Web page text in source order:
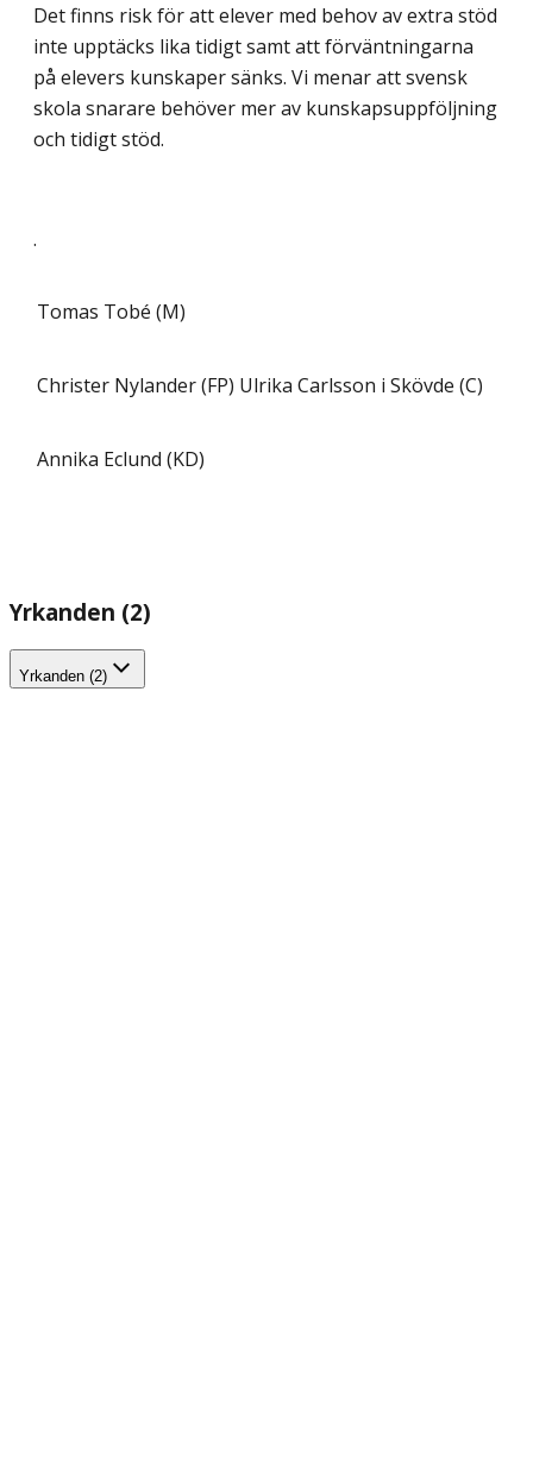
Det finns risk för att elever med behov av extra stöd
inte upptäcks lika tidigt samt att förväntningarna
på elevers kunskaper sänks. Vi menar att svensk
skola snarare behöver mer av kunskapsuppföljning
och tidigt stöd.
.
Tomas Tobé (M)
Christer Nylander (FP) Ulrika Carlsson i Skövde (C)
Annika Eclund (KD)
Yrkanden (2)
Yrkanden (2)